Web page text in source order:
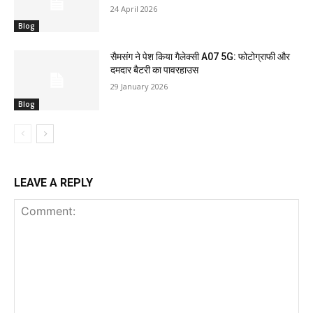
Blog
24 April 2026
Blog
सैमसंग ने पेश किया गैलेक्सी A07 5G: फोटोग्राफी और
दमदार बैटरी का पावरहाउस
29 January 2026
LEAVE A REPLY